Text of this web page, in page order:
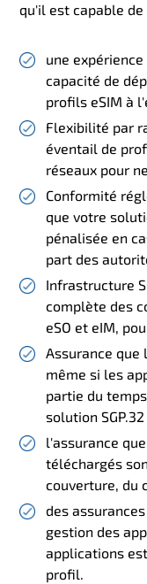
qu'il est capable
une
capacité de
profils eSIM à
Flexibilité par
éventail de
réseaux pour
Conformité
que votre
pénalisée en
part des
Infrastructure
complète des
eSO et eIM,
Assurance
même si les
partie du
solution
l'assurance
téléchargés
couverture, du
des
gestion des
applications
profil.